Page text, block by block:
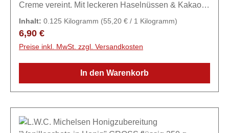
Creme vereint. Mit leckeren Haselnüssen & Kakao
für ein intensives Geschmackserlebnis. Zum
Frühstück und Verfeinern von
Inhalt: 0.125 Kilogramm (55,20 € / 1 Kilogramm)
Regulärer Preis:
6,90 €
Preise inkl. MwSt. zzgl. Versandkosten
In den Warenkorb